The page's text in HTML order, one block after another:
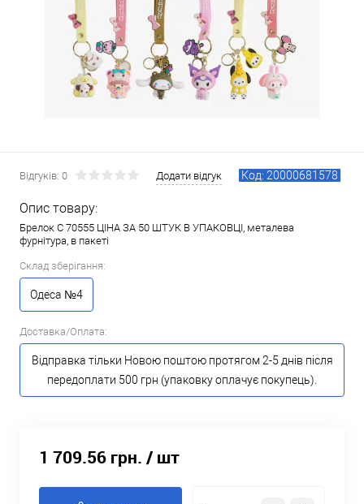
Відгуків: 0 Додати відгук Код: 20000681578
Опис товару:
Брелок C 70555 ЦІНА ЗА 50 ШТУК В УПАКОВЦІ, металева
фурнітура, в пакеті
Склад зберігання:
Одеса №4
Доставка/Оплата:
Відправка тільки Новою поштою протягом 2-5 днів після
передоплати 500 грн (упаковку оплачує покупець).
1 709.56 грн. / шт